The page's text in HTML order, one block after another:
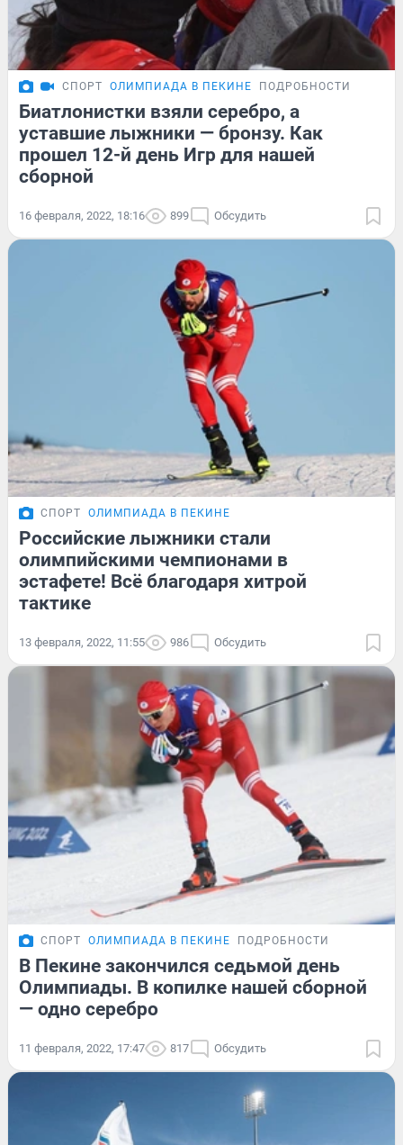
СПОРТ ОЛИМПИАДА В ПЕКИНЕ ПОДРОБНОСТИ
Биатлонистки взяли серебро, а
уставшие лыжники — бронзу. Как
прошел 12-й день Игр для нашей
сборной
16 февраля, 2022, 18:16 899 Обсудить
СПОРТ ОЛИМПИАДА В ПЕКИНЕ
Российские лыжники стали
олимпийскими чемпионами в
эстафете! Всё благодаря хитрой
тактике
13 февраля, 2022, 11:55 986 Обсудить
СПОРТ ОЛИМПИАДА В ПЕКИНЕ ПОДРОБНОСТИ
В Пекине закончился седьмой день
Олимпиады. В копилке нашей сборной
— одно серебро
11 февраля, 2022, 17:47 817 Обсудить